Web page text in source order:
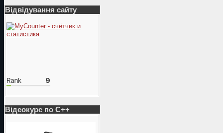
Відвідування сайту
Відеокурс по С++